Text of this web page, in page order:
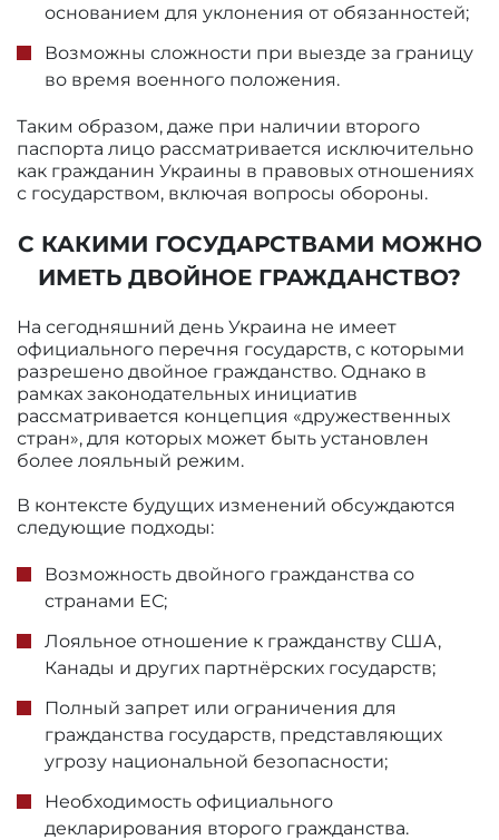
основанием для уклонения от обязанностей;
Возможны сложности при выезде за границу
во время военного положения.
Таким образом, даже при наличии второго
паспорта лицо рассматривается исключительно
как гражданин Украины в правовых отношениях
с государством, включая вопросы обороны.
С КАКИМИ ГОСУДАРСТВАМИ МОЖНО
ИМЕТЬ ДВОЙНОЕ ГРАЖДАНСТВО?
На сегодняшний день Украина не имеет
официального перечня государств, с которыми
разрешено двойное гражданство. Однако в
рамках законодательных инициатив
рассматривается концепция «дружественных
стран», для которых может быть установлен
более лояльный режим.
В контексте будущих изменений обсуждаются
следующие подходы:
Возможность двойного гражданства со
странами ЕС;
Лояльное отношение к гражданству США,
Канады и других партнёрских государств;
Полный запрет или ограничения для
гражданства государств, представляющих
угрозу национальной безопасности;
Необходимость официального
декларирования второго гражданства.